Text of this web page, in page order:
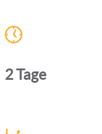
2 Tage